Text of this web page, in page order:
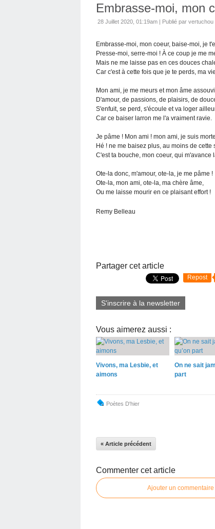
Embrasse-moi, mon
28 Juillet 2020, 01:19am | Publié par vertuchou
Embrasse-moi, mon coeur, baise-moi, je
Presse-moi, serre-moi ! À ce coup je me
Mais ne me laisse pas en ces douces
Car c'est à cette fois que je te perds, ma
Mon ami, je me meurs et mon âme
D'amour, de passions, de plaisirs, de
S'enfuit, se perd, s'écoule et va loger
Car ce baiser larron me l'a vraiment ravie.
Je pâme ! Mon ami ! mon ami, je suis
Hé ! ne me baisez plus, au moins de cette
C'est ta bouche, mon coeur, qui m'avance
Ote-la donc, m'amour, ote-la, je me pâme !
Ote-la, mon ami, ote-la, ma chère âme,
Ou me laisse mourir en ce plaisant effort !
Remy Belleau
Partager cet article
Repost
S'inscrire à la newsletter
Vous aimerez aussi :
Vivons, ma Lesbie, et
aimons
On ne sait
part
Poètes D'hier
« Article précédent
Commenter cet article
Ajouter un commentaire